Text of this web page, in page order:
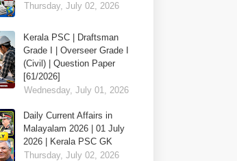
Thursday, July 02, 2026
Kerala PSC | Draftsman
Grade I | Overseer Grade I
(Civil) | Question Paper
[61/2026]
Wednesday, July 01, 2026
Daily Current Affairs in
Malayalam 2026 | 01 July
2026 | Kerala PSC GK
Thursday, July 02, 2026